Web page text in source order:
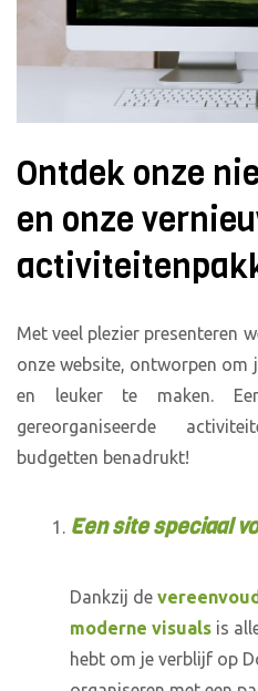
Ontdek onze
en onze
Met veel plezier presenteren
onze website, ontworpen om
en leuker te maken.
gereorganiseerde
budgetten benadrukt!
Een site speciaal
Dankzij de
moderne visuals is
hebt om je verblijf op